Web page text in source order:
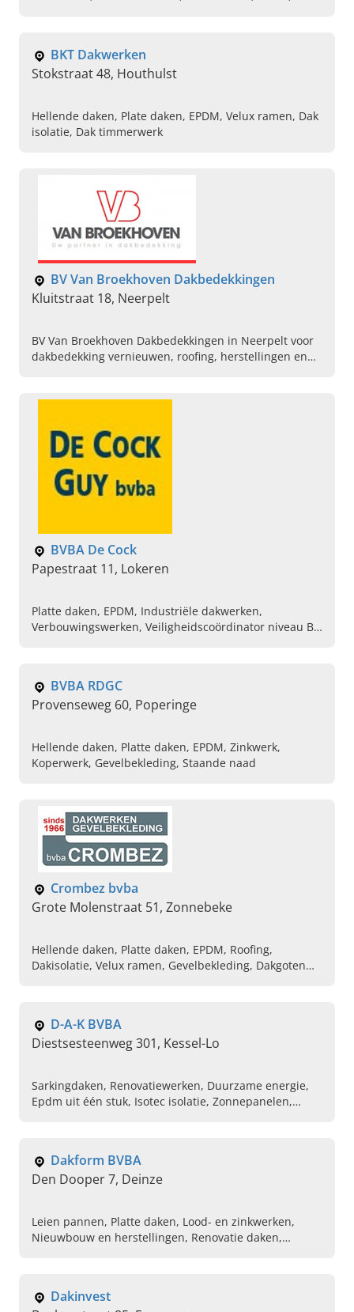
BKT Dakwerken
Stokstraat 48, Houthulst
Hellende daken, Plate daken, EPDM, Velux ramen, Dak
isolatie, Dak timmerwerk
BV Van Broekhoven Dakbedekkingen
Kluitstraat 18, Neerpelt
BV Van Broekhoven Dakbedekkingen in Neerpelt voor
dakbedekking vernieuwen, roofing, herstellingen en
BVBA De Cock
Papestraat 11, Lokeren
Platte daken, EPDM, Industriële dakwerken,
Verbouwingswerken, Veiligheidscoördinator niveau B,
BVBA RDGC
Provenseweg 60, Poperinge
Hellende daken, Platte daken, EPDM, Zinkwerk,
Koperwerk, Gevelbekleding, Staande naad
Crombez bvba
Grote Molenstraat 51, Zonnebeke
Hellende daken, Platte daken, EPDM, Roofing,
Dakisolatie, Velux ramen, Gevelbekleding, Dakgoten
D-A-K BVBA
Diestsesteenweg 301, Kessel-Lo
Sarkingdaken, Renovatiewerken, Duurzame energie,
Epdm uit één stuk, Isotec isolatie, Zonnepanelen,
Dakform BVBA
Den Dooper 7, Deinze
Leien pannen, Platte daken, Lood- en zinkwerken,
Nieuwbouw en herstellingen, Renovatie daken,
Dakinvest